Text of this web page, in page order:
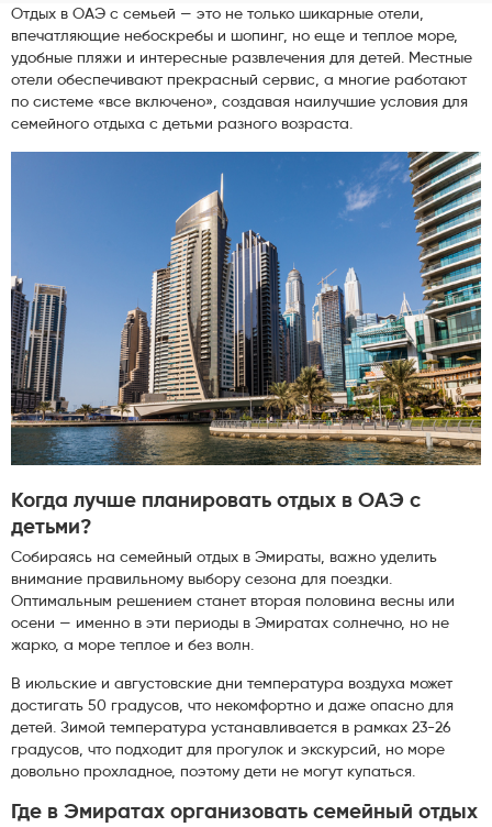
Отдых в ОАЭ с семьей — это не только шикарные отели,
впечатляющие небоскребы и шопинг, но еще и теплое море,
удобные пляжи и интересные развлечения для детей. Местные
отели обеспечивают прекрасный сервис, а многие работают
по системе «все включено», создавая наилучшие условия для
семейного отдыха с детьми разного возраста.
Когда лучше планировать отдых в ОАЭ с
детьми?
Собираясь на семейный отдых в Эмираты, важно уделить
внимание правильному выбору сезона для поездки.
Оптимальным решением станет вторая половина весны или
осени — именно в эти периоды в Эмиратах солнечно, но не
жарко, а море теплое и без волн.
В июльские и августовские дни температура воздуха может
достигать 50 градусов, что некомфортно и даже опасно для
детей. Зимой температура устанавливается в рамках 23-26
градусов, что подходит для прогулок и экскурсий, но море
довольно прохладное, поэтому дети не могут купаться.
Где в Эмиратах организовать семейный отдых